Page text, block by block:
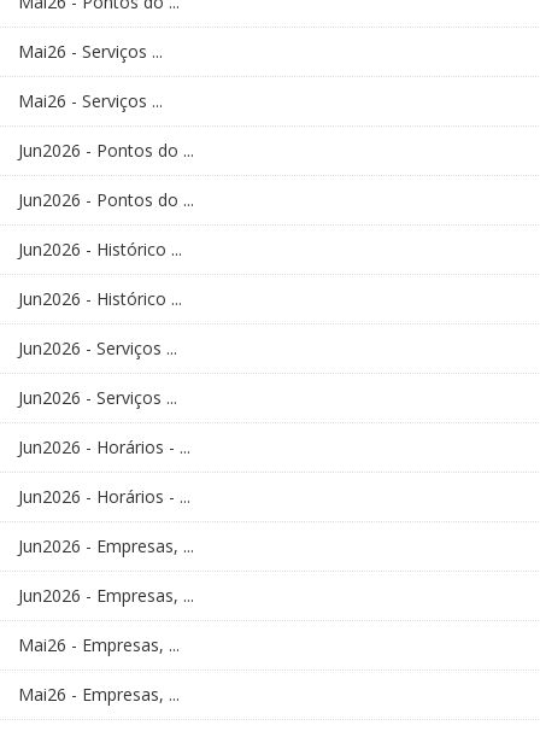
Mai26 - Serviços ...
Mai26 - Serviços ...
Jun2026 - Pontos do ...
Jun2026 - Pontos do ...
Jun2026 - Histórico ...
Jun2026 - Histórico ...
Jun2026 - Serviços ...
Jun2026 - Serviços ...
Jun2026 - Horários - ...
Jun2026 - Horários - ...
Jun2026 - Empresas, ...
Jun2026 - Empresas, ...
Mai26 - Empresas, ...
Mai26 - Empresas, ...